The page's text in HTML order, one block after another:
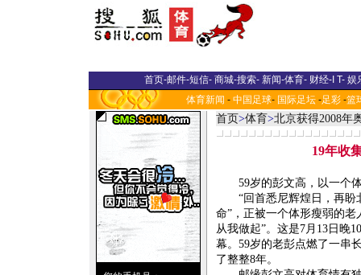
首页-邮件-短信- 商城-搜索- 新闻-体育- 财经-I T- 娱
体育新闻 - 中国足球- 国际足坛 -足彩 -篮
首页>体育>北京获得2008年
19年收
59岁的彭文高，以一个体
“回首悉尼辉煌日，再盼北
命”，正被一个体形瘦弱的
从我做起”。这是7月13日晚
幕。59岁的老彭点燃了一串
了整整8年。